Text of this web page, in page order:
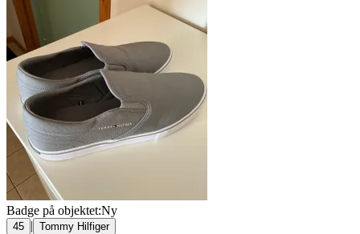
Badge på objektet:Ny
45 | Tommy Hilfiger